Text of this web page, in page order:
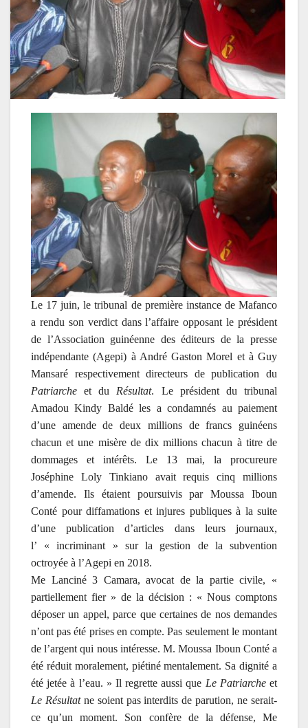
Le 17 juin, le tribunal de première instance de Mafanco
a rendu son verdict dans l’affaire opposant le président
de l’Association guinéenne des éditeurs de la presse
indépendante (Agepi) à André Gaston Morel et à Guy
Mansaré respectivement directeurs de publication du
Patriarche et du Résultat. Le président du tribunal
Amadou Kindy Baldé les a condamnés au paiement
d’une amende de deux millions de francs guinéens
chacun et une misère de dix millions chacun à titre de
dommages et intérêts. Le 13 mai, la procureure
Joséphine Loly Tinkiano avait requis cinq millions
d’amende. Ils étaient poursuivis par Moussa Iboun
Conté pour diffamations et injures publiques à la suite
d’une publication d’articles dans leurs journaux,
l’ « incriminant » sur la gestion de la subvention
octroyée à l’Agepi en 2018.
Me Lanciné 3 Camara, avocat de la partie civile, «
partiellement fier » de la décision : « Nous comptons
déposer un appel, parce que certaines de nos demandes
n’ont pas été prises en compte. Pas seulement le montant
de l’argent qui nous intéresse. M. Moussa Iboun Conté a
été réduit moralement, piétiné mentalement. Sa dignité a
été jetée à l’eau. » Il regrette aussi que Le Patriarcheet
Le Résultat ne soient pas interdits de parution, ne serait-
ce qu’un moment. Son confère de la défense, Me